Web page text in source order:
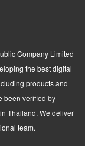
Company Limited
the best digital
products and
been verified by
Thailand. We deliver
team.